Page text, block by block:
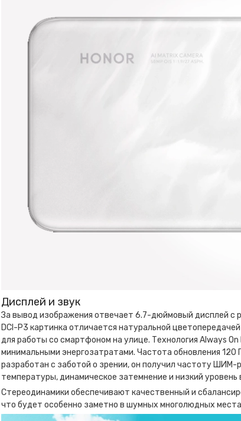
Дисплей и звук
За вывод изображения отвечает 6.7-дюймовый дисплей с
DCI-P3 картинка отличается натуральной
для работы со смартфоном на улице. Технология Always
минимальными энергозатратами. Частота обновления
разработан с заботой о зрении, он получил частоту
температуры, динамическое затемнение и низкий уровень
Стереодинамики обеспечивают качественный и
что будет особенно заметно в шумных многолюдных